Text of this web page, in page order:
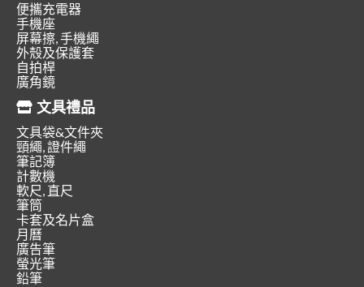
便攜充電器
手機座
屏幕擦, 手機繩
外殼及保護套
自拍桿
廣角鏡
文具禮品
文具袋&文件夾
頸繩, 證件繩
筆記簿
計數機
軟尺, 直尺
筆筒
卡套及名片盒
月曆
廣告筆
螢光筆
鉛筆